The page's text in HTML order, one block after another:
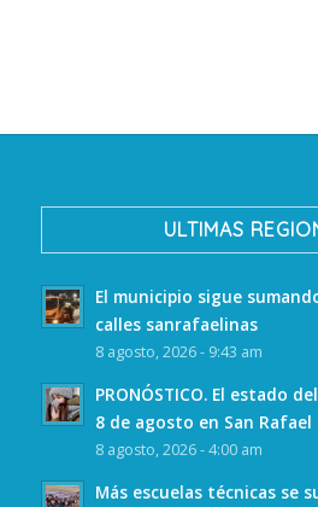
ULTIMAS
El municipio sigue
calles sanrafaelinas
8 agosto, 2026 - 9:43 am
PRONÓSTICO. El estado
8 de agosto en San Rafael
8 agosto, 2026 - 4:00 am
Más escuelas técnicas se